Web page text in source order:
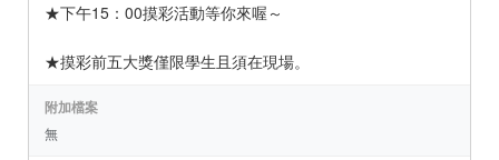
★下午15：00摸彩活動等你來喔～
★摸彩前五大獎僅限學生且須在現場。
附加檔案
無